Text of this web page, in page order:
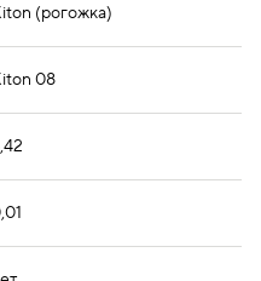
(рогожка)
08